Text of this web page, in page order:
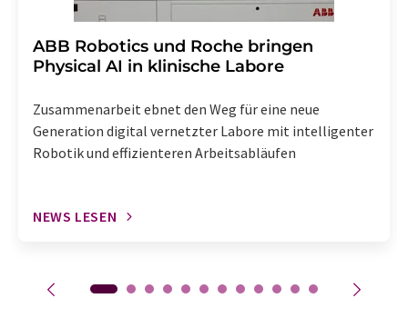
​​​​​​​ABB Robotics und Roche bringen
Physical AI in klinische Labore
Zusammenarbeit ebnet den Weg für eine neue
Generation digital vernetzter Labore mit intelligenter
Robotik und effizienteren Arbeitsabläufen
NEWS LESEN